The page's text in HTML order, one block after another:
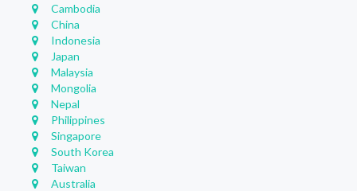
Cambodia
China
Indonesia
Japan
Malaysia
Mongolia
Nepal
Philippines
Singapore
South Korea
Taiwan
Australia